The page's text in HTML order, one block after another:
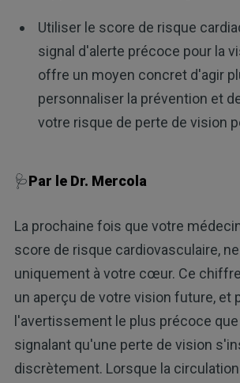
Utiliser le score de risque
signal d'alerte précoce pour la
offre un moyen concret d'agir
personnaliser la prévention et
votre risque de perte de vision
🩺Par le Dr. Mercola
La prochaine fois que votre
score de risque cardiovasculaire,
uniquement à votre cœur. Ce
un aperçu de votre vision future, et
l'avertissement le plus précoce
signalant qu'une perte de vision
discrètement. Lorsque la